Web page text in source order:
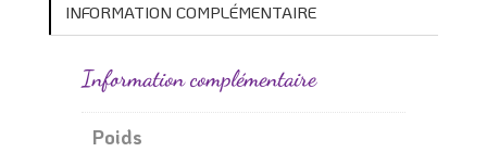
INFORMATION COMPLÉMENTAIRE
Information complémentaire
Poids